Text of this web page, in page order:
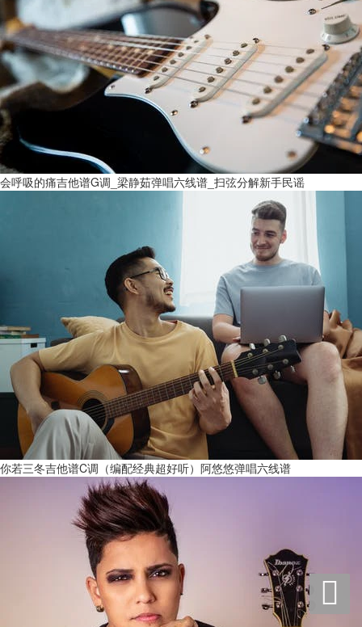
会呼吸的痛吉他谱G调_梁静茹弹唱六线谱_扫弦分解新手民谣
你若三冬吉他谱C调（编配经典超好听）阿悠悠弹唱六线谱
